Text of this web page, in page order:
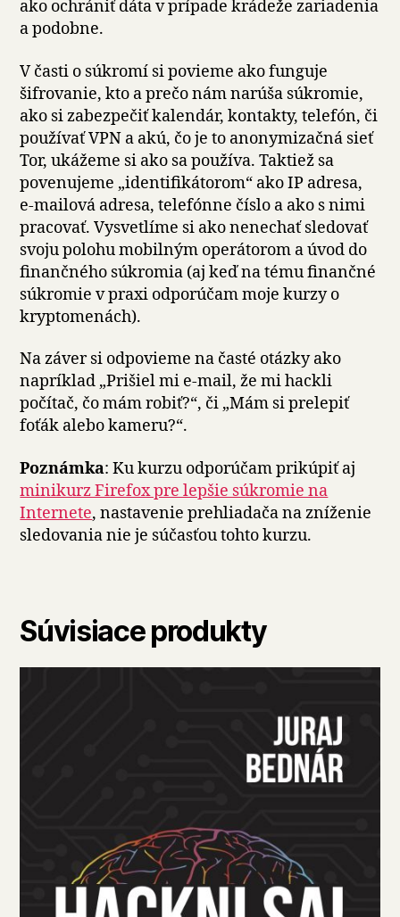
ako ochrániť dáta v prípade krádeže zariadenia
a podobne.
V časti o súkromí si povieme ako funguje
šifrovanie, kto a prečo nám narúša súkromie,
ako si zabezpečiť kalendár, kontakty, telefón, či
používať VPN a akú, čo je to anonymizačná sieť
Tor, ukážeme si ako sa používa. Taktiež sa
povenujeme „identifikátorom“ ako IP adresa,
e-mailová adresa, telefónne číslo a ako s nimi
pracovať. Vysvetlíme si ako nenechať sledovať
svoju polohu mobilným operátorom a úvod do
finančného súkromia (aj keď na tému finančné
súkromie v praxi odporúčam moje kurzy o
kryptomenách).
Na záver si odpovieme na časté otázky ako
napríklad „Prišiel mi e-mail, že mi hackli
počítač, čo mám robiť?“, či „Mám si prelepiť
foťák alebo kameru?“.
Poznámka: Ku kurzu odporúčam prikúpiť aj
minikurz Firefox pre lepšie súkromie na
Internete, nastavenie prehliadača na zníženie
sledovania nie je súčasťou tohto kurzu.
Súvisiace produkty